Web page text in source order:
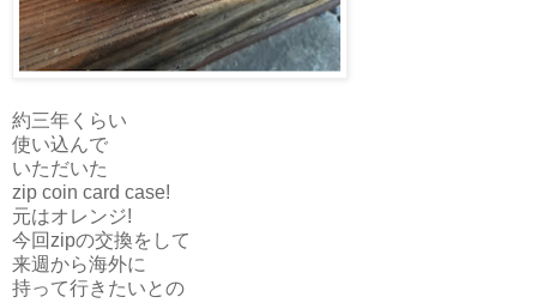
約三年くらい
使い込んで
いただいた
zip coin card case!
元はオレンジ!
今回zipの交換をして
来週から海外に
持って行きたいとの